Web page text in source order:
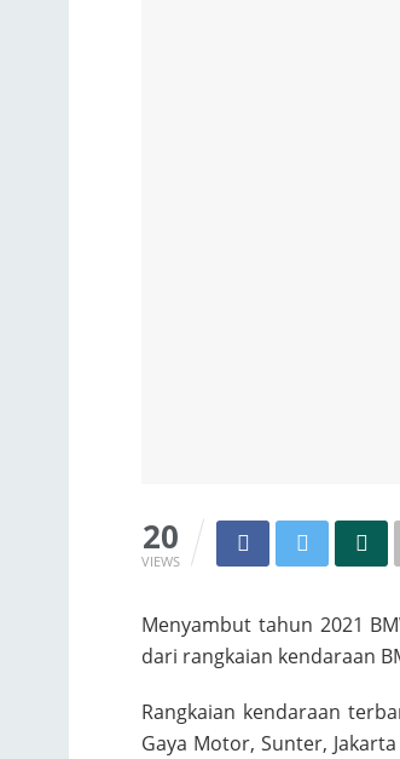
20
VIEWS
Menyambut tahun 2021
dari rangkaian kendaraan
Rangkaian kendaraan
Gaya Motor, Sunter,